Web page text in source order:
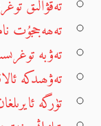
تەقۋالىق
تەھەججۇت
تەۋبە
تەۋھىدكە
تۈرگە